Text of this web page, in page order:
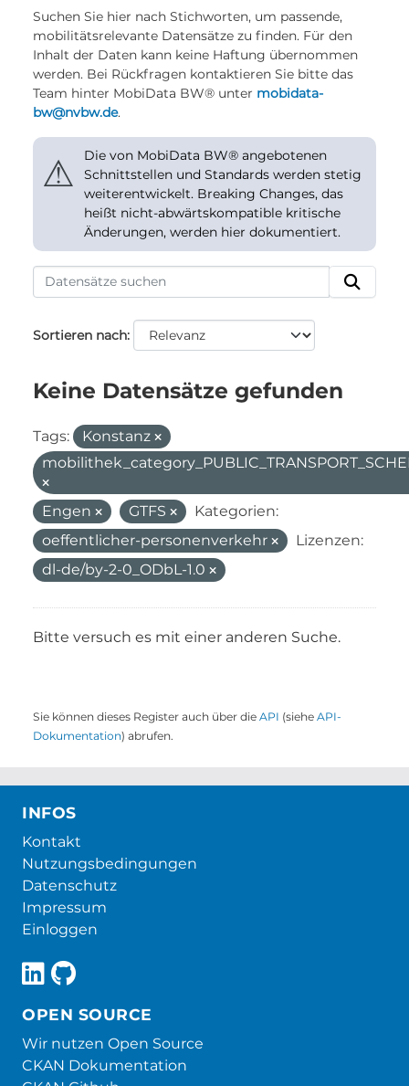
Suchen Sie hier nach Stichworten, um passende,
mobilitätsrelevante Datensätze zu finden. Für den
Inhalt der Daten kann keine Haftung übernommen
werden. Bei Rückfragen kontaktieren Sie bitte das
Team hinter MobiData BW® unter mobidata-
bw@nvbw.de.
⚠
Die von MobiData BW® angebotenen
Schnittstellen und Standards werden stetig
weiterentwickelt. Breaking Changes, das
heißt nicht-abwärtskompatible kritische
Änderungen, werden hier dokumentiert.
Sortieren nach
Keine Datensätze gefunden
Tags:
Konstanz
Engen GTFS
Kategorien:
oeffentlicher-personenverkehr
Lizenzen:
dl-de/by-2-0_ODbL-1.0
Bitte versuch es mit einer anderen Suche.
Sie können dieses Register auch über die API (siehe API-
Dokumentation) abrufen.
INFOS
Kontakt
Nutzungsbedingungen
Datenschutz
Impressum
Einloggen
OPEN SOURCE
Wir nutzen Open Source
CKAN Dokumentation